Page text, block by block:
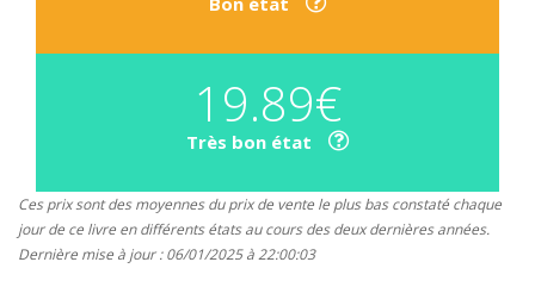
19.89€
Très bon état
Ces prix sont des moyennes du prix de vente le plus bas constaté chaque
jour de ce livre en différents états au cours des deux dernières années.
Dernière mise à jour : 06/01/2025 à 22:00:03